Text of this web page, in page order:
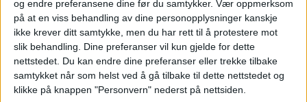
og endre preferansene dine før du samtykker. Vær oppmerksom
på at en viss behandling av dine personopplysninger kanskje
ikke krever ditt samtykke, men du har rett til å protestere mot
slik behandling. Dine preferanser vil kun gjelde for dette
nettstedet. Du kan endre dine preferanser eller trekke tilbake
samtykket når som helst ved å gå tilbake til dette nettstedet og
klikke på knappen "Personvern" nederst på nettsiden.
seiler som en gudinne